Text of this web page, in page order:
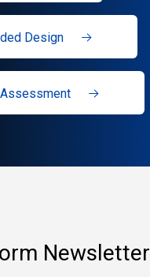
Design
Newsletter